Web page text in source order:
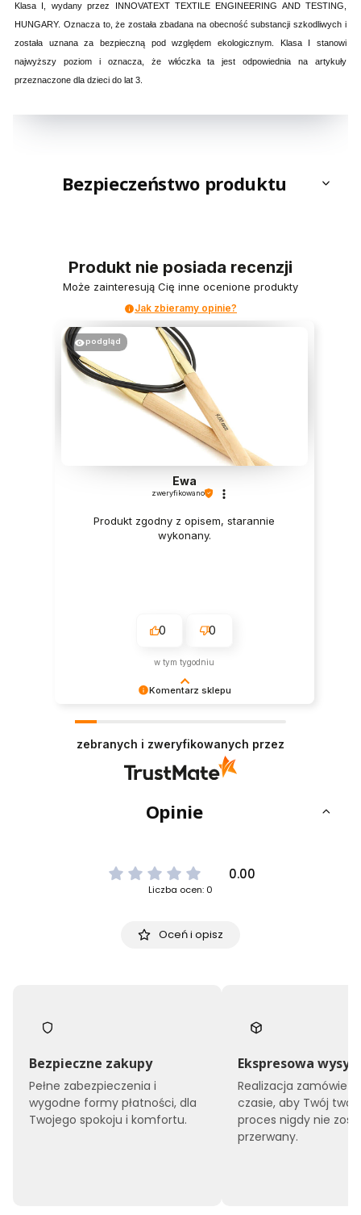
Klasa I, wydany przez INNOVATEXT TEXTILE ENGINEERING AND TESTING,
HUNGARY. Oznacza to, że została zbadana na obecność substancji szkodliwych i
została uznana za bezpieczną pod względem ekologicznym. Klasa I stanowi
najwyższy poziom i oznacza, że włóczka ta jest odpowiednia na artykuły
przeznaczone dla dzieci do lat 3.
Bezpieczeństwo produktu
Produkt nie posiada recenzji
Może zainteresują Cię inne ocenione produkty
Jak zbieramy opinie?
Komentarz sklepu
Doceniamy czas i wysiłek włożony w podzielenie
się z nami Twoimi doświadczeniami. Do
podgląd
Ewa
zweryfikowano
Produkt zgodny z opisem, starannie
wykonany.
0 0
w tym tygodniu
zebranych i zweryfikowanych przez
Opinie
0.00
Liczba ocen: 0
Oceń i opisz
Bezpieczne zakupy
Pełne zabezpieczenia i
wygodne formy płatności, dla
Twojego spokoju i komfortu.
Ekspresowa
Realizacja zamówień
czasie, aby Twój
proces nigdy nie
przerwany.